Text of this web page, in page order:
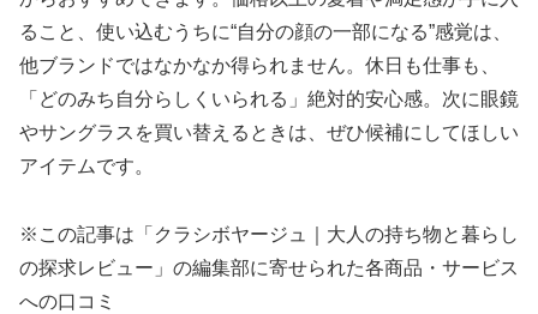
ること、使い込むうちに“自分の顔の一部になる”感覚は、
他ブランドではなかなか得られません。休日も仕事も、
「どのみち自分らしくいられる」絶対的安心感。次に眼鏡
やサングラスを買い替えるときは、ぜひ候補にしてほしい
アイテムです。
※この記事は「クラシボヤージュ｜大人の持ち物と暮らし
の探求レビュー」の編集部に寄せられた各商品・サービス
への口コミ